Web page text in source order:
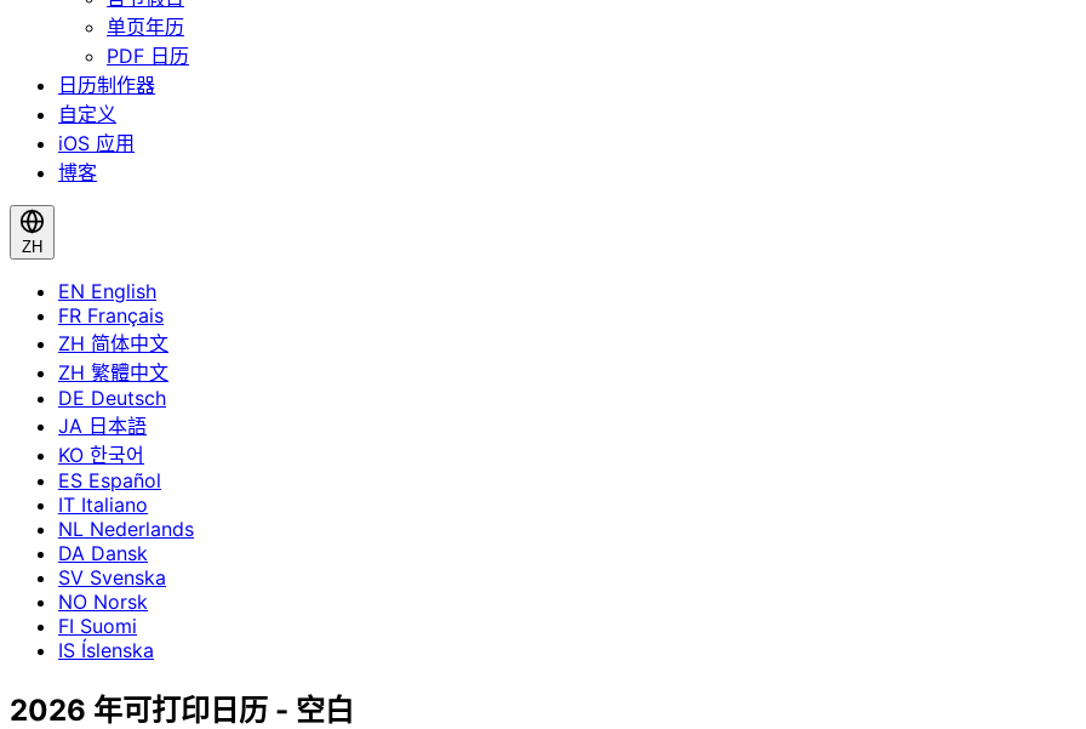
单页年历
PDF 日历
日历制作器
自定义
iOS 应用
博客
ZH
EN English
FR Français
ZH 简体中文
ZH 繁體中文
DE Deutsch
JA 日本語
KO 한국어
ES Español
IT Italiano
NL Nederlands
DA Dansk
SV Svenska
NO Norsk
FI Suomi
IS Íslenska
2026 年可打印日历 - 空白